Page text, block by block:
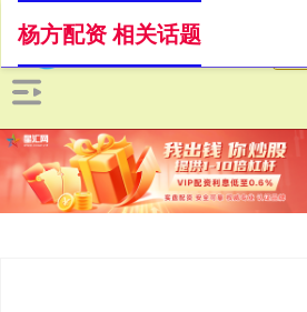
杨方配资 相关话题